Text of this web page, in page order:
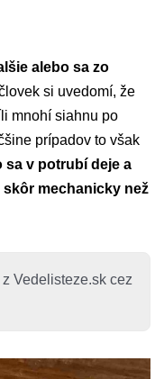
alebo sa zo
si uvedomí, že
mnohí siahnu po
prípadov to však
v potrubí deje a
mechanicky než
Vedelisteze.sk cez